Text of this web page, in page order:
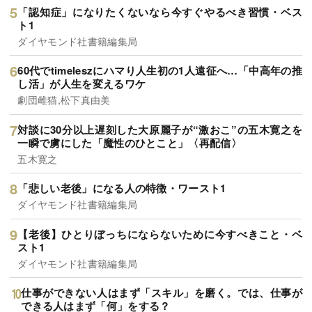
「認知症」になりたくないなら今すぐやるべき習慣・ベス
ト1
ダイヤモンド社書籍編集局
60代でtimeleszにハマり人生初の1人遠征へ…「中高年の推
し活」が人生を変えるワケ
劇団雌猫,松下真由美
対談に30分以上遅刻した大原麗子が“激おこ”の五木寛之を
一瞬で虜にした「魔性のひとこと」〈再配信〉
五木寛之
「悲しい老後」になる人の特徴・ワースト1
ダイヤモンド社書籍編集局
【老後】ひとりぼっちにならないために今すべきこと・ベ
スト1
ダイヤモンド社書籍編集局
仕事ができない人はまず「スキル」を磨く。では、仕事が
できる人はまず「何」をする？